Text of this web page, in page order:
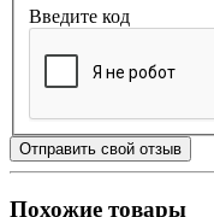
Введите код
Отправить свой отзыв
Похожие товары